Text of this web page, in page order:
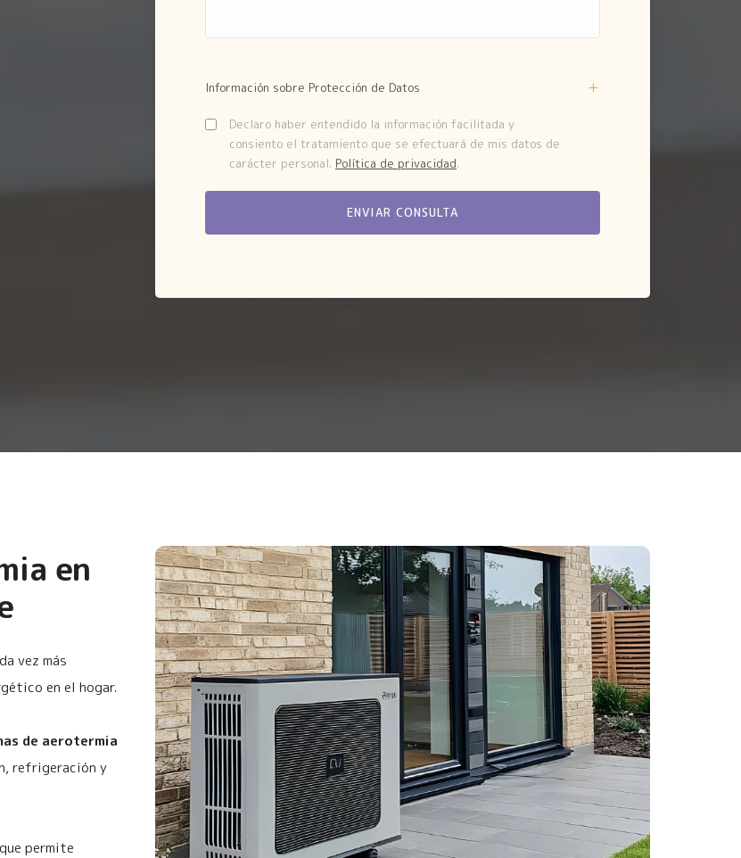
Información sobre Protección de Datos
Declaro haber entendido la información facilitada y
consiento el tratamiento que se efectuará de mis datos de
carácter personal. Política de privacidad.
en
vez más
en el hogar.
de aerotermia
refrigeración y
que permite